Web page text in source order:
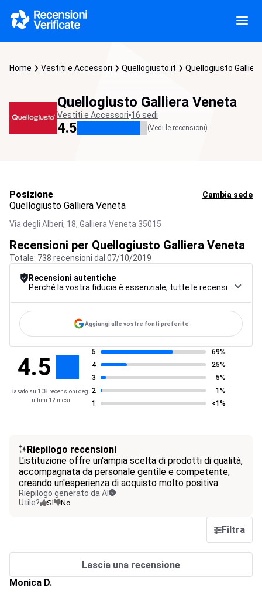
Home Vestiti e Accessori Quellogiusto.it Quellogiusto
Quellogiusto Galliera Veneta
Vestiti e Accessori 16 sedi
4.5 (Vedi le recensioni)
Posizione Cambia sede
Quellogiusto Galliera Veneta
Via degli Alberi, 18, Galliera Veneta 35015
Recensioni per Quellogiusto Galliera Veneta
Totale: 738 recensioni dal 07/10/2019
Recensioni autentiche
Aggiungi alle vostre fonti preferite
4.5
Basato su 108 recensioni degli
ultimi 12 mesi
5
69%
4
25%
3
5%
2
1%
1
<1%
Riepilogo recensioni
L'istituzione offre un'ampia scelta di prodotti di qualità,
accompagnata da personale gentile e competente,
creando un'esperienza di acquisto molto positiva.
Riepilogo generato da AI
Utile?
Sì No
Filtra
Lascia una recensione
Monica D.